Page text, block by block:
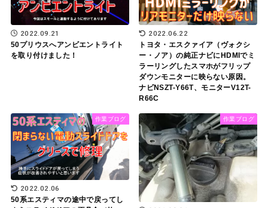
2022.09.21
50プリウスへアンビエントライト
を取り付けました！
2022.06.22
トヨタ・エスクァイア（ヴォクシ
ー・ノア）の純正ナビにHDMIでミ
ラーリングしたスマホがフリップ
ダウンモニターに映らない原因。
ナビNSZT-Y66T、モニターV12T-
R66C
作業ブログ
2022.02.06
50系エスティマの途中で戻ってし
作業ブログ